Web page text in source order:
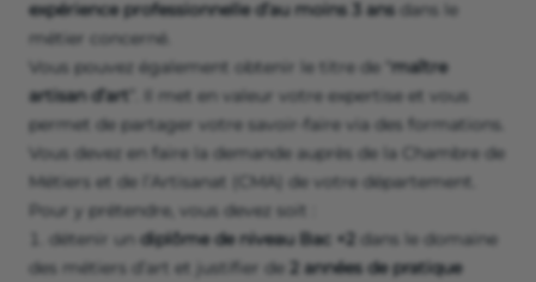
expérience professionnelle d’au moins 3 ans dans le
métier concerné.
Vous pouvez également obtenir le titre de “ maître
artisan d’art ”. Il met en valeur votre expertise et vous
permet de partager votre savoir-faire via des formations.
Vous devez en faire la demande auprès de la Chambre de
Métiers et de l’Artisanat (CMA) de votre département.
Pour y prétendre, vous devez soit :
détenir un diplôme de niveau Bac +2 dans le domaine
des métiers d’art et justifier de 2 années de pratique